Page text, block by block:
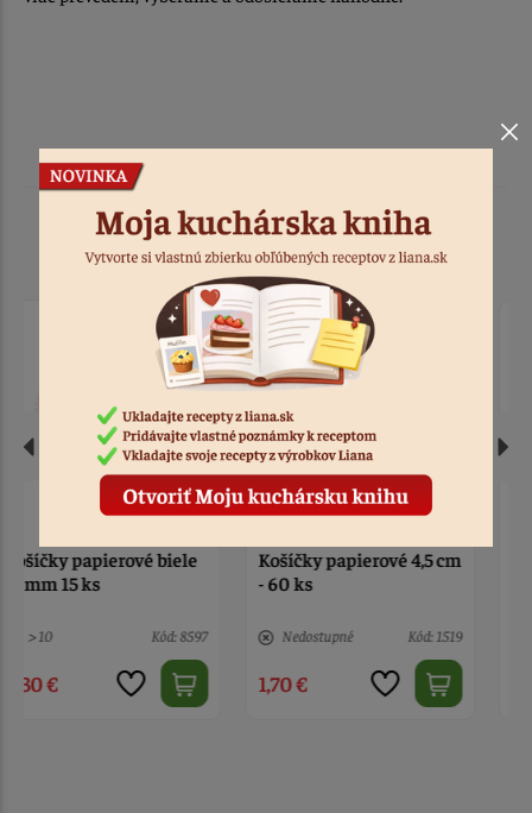
Podobné produkty
Košíčky papierové 4,5 cm
- 60 ks
Kód: 1519
1,70 €
Košíčky papierové
Mimoni
8 ks Kód: 130
1,90 €